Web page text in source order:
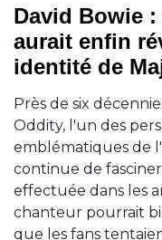
David Bowie
aurait enfin
identité de
Près de six
Oddity, l'un des
emblématiques de
continue de
effectuée dans les
chanteur pourrait
que les fans